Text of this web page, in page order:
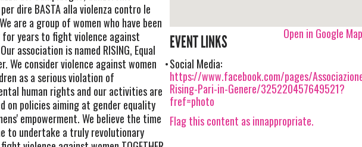
per dire BASTA alla violenza contro le
are a group of women who have been
years to fight violence against
association is named RISING, Equal
We consider violence against women
as a serious violation of
human rights and our activities are
on policies aiming at gender equality
empowerment. We believe the time
to undertake a truly revolutionary
Open in Google
EVENT LINKS
Social Media:
https://www.facebook.com/pages/
Rising-Pari-in-Genere/325220457649521?
fref=photo
Flag this content as innappropriate.